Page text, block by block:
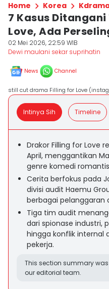
Home Korea
7 Kasus
Love, Ada
02 Mei 2026, 22:59 WIB
Dewi maulani sekar suprihatin
News Channel
still cut drama Filling for Love
Intinya Sih Timeline
Drakor Filling for Love
April, menggantikan
genre komedi
Cerita berfokus pada
divisi audit Haemu
berbagai pelanggaran
Tiga tim audit
dari spionase industri,
hingga konflik internal
pekerja.
This section summary
our editorial team.